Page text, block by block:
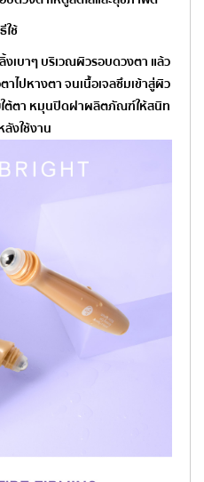
ใช้
บาๆ บริเวณผิวรอบดวงตา แล้ว
าไปหางตา จนเนื้อเจลซึมเข้าสู่ผิว
ใต้ตา หมุนปิดฝาผลิตภัณฑ์ให้สนิท
งใช้งาน